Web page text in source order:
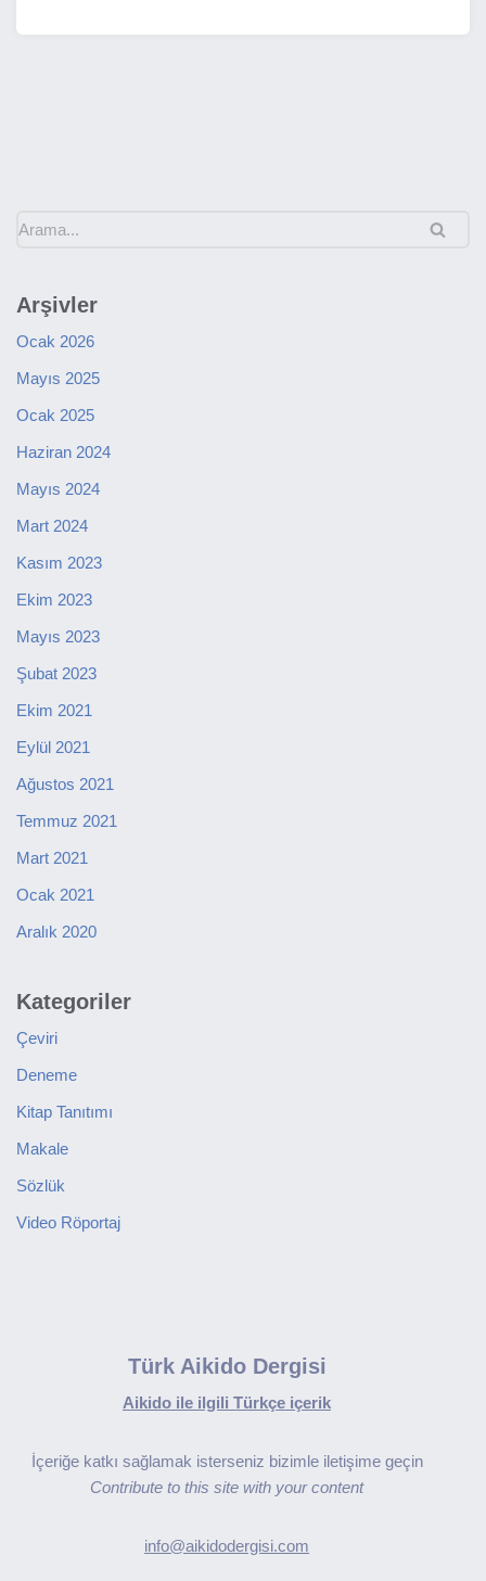
Arşivler
Ocak 2026
Mayıs 2025
Ocak 2025
Haziran 2024
Mayıs 2024
Mart 2024
Kasım 2023
Ekim 2023
Mayıs 2023
Şubat 2023
Ekim 2021
Eylül 2021
Ağustos 2021
Temmuz 2021
Mart 2021
Ocak 2021
Aralık 2020
Kategoriler
Çeviri
Deneme
Kitap Tanıtımı
Makale
Sözlük
Video Röportaj
Türk Aikido Dergisi
Aikido ile ilgili Türkçe içerik
İçeriğe katkı sağlamak isterseniz bizimle iletişime geçin
Contribute to this site with your content
info@aikidodergisi.com